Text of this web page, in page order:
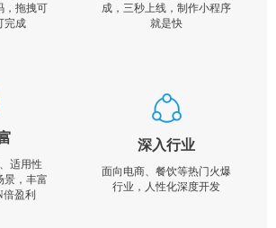
，拖拽可
完成
成，三秒上线，制作小程序
就是快
适用性
景，丰富
倍盈利
深入行业
面向电商、餐饮等热门火爆
行业，人性化深度开发